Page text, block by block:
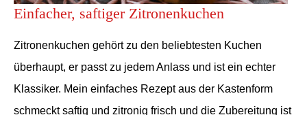
Einfacher, saftiger Zitronenkuchen
Zitronenkuchen gehört zu den beliebtesten Kuchen
überhaupt, er passt zu jedem Anlass und ist ein echter
Klassiker. Mein einfaches Rezept aus der Kastenform
schmeckt saftig und zitronig frisch und die Zubereitung ist